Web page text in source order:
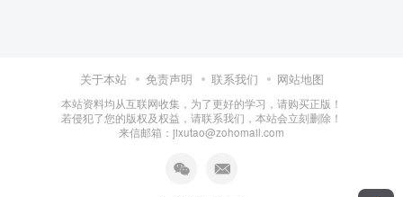
关于本站 免责声明 联系我们 网站地图
本站资料均从互联网收集，为了更好的学习，请购买正版！
若侵犯了您的版权及权益，请联系我们，本站会立刻删除！
来信邮箱：jixutao@zohomail.com